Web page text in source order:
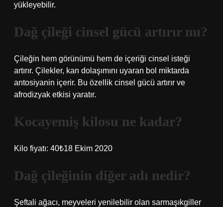
yükleyebilir.
Dağ çileği cinsel gücü artırır mı?
Çileğin hem görünümü hem de içeriği cinsel isteği
artırır. Çilekler, kan dolaşımını uyaran bol miktarda
antosiyanin içerir. Bu özellik cinsel gücü artırır ve
afrodizyak etkisi yaratır.
Kocayemiş kilosu ne kadar?
Kilo fiyatı: 40₺18 Ekim 2020
Dağ çileğinin diğer adı nedir?
Şeftali ağacı, meyveleri yenilebilir olan sarmaşıkgiller